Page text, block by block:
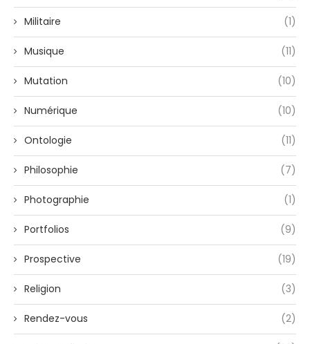
Militaire (1)
Musique (11)
Mutation (10)
Numérique (10)
Ontologie (11)
Philosophie (7)
Photographie (1)
Portfolios (9)
Prospective (19)
Religion (3)
Rendez-vous (2)